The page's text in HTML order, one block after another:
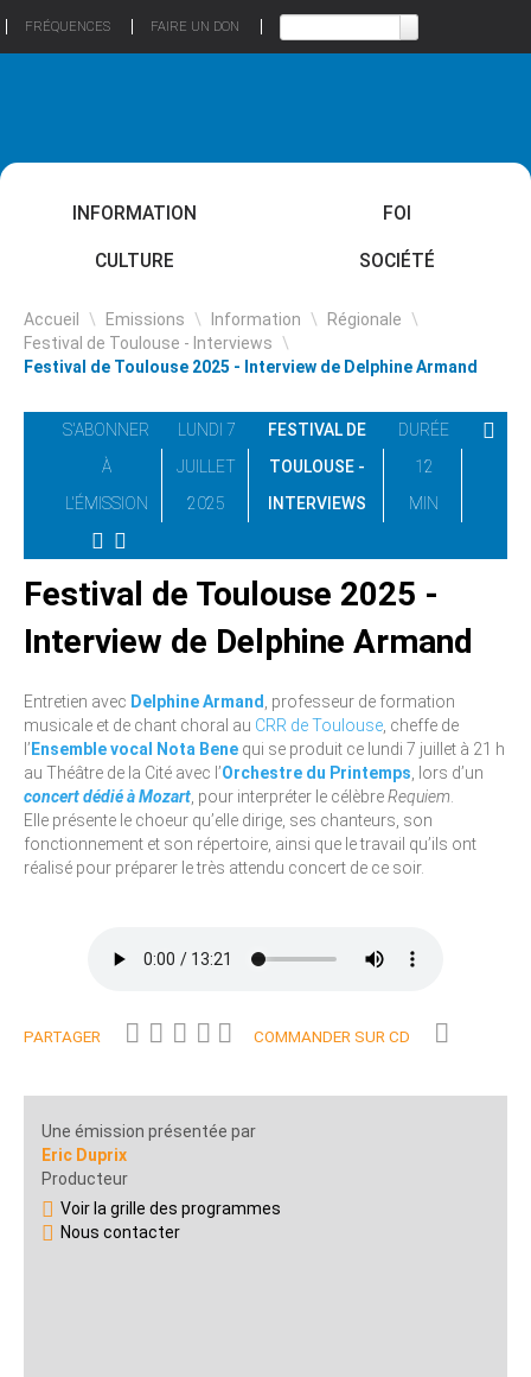
FRÉQUENCES FAIRE UN DON
INFORMATION FOI
CULTURE SOCIÉTÉ
Accueil \ Emissions \ Information \ Régionale \
Festival de Toulouse - Interviews \
Festival de Toulouse 2025 - Interview de Delphine Armand
S'ABONNER
À
L'ÉMISSION
LUNDI 7
JUILLET
2025
FESTIVAL DE
TOULOUSE -
INTERVIEWS
DURÉE
12
MIN
Festival de Toulouse 2025 -
Interview de Delphine Armand
Entretien avec Delphine Armand
, professeur de formation
musicale et de chant choral au CRR de Toulouse , cheffe de
l’ Ensemble vocal Nota Bene qui se produit ce lundi 7 juillet à 21 h
au Théâtre de la Cité avec l’Orchestre du Printemps , lors d’un
concert dédié à Mozart , pour interpréter le célèbreRequiem
Elle présente le choeur qu’elle dirige, ses chanteurs, son
fonctionnement et son répertoire, ainsi que le travail qu’ils ont
réalisé pour préparer le très attendu concert de ce soir.
PARTAGER COMMANDER SUR CD
Une émission présentée par
Eric Duprix
Producteur
Voir la grille des programmes
Nous contacter